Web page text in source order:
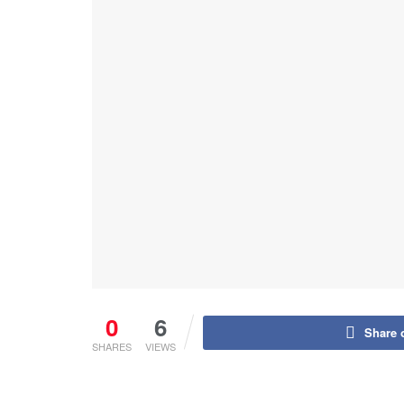
0
SHARES
6
VIEWS
Share